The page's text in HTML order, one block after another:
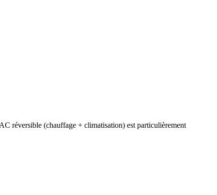
réversible (chauffage + climatisation) est particulièrement